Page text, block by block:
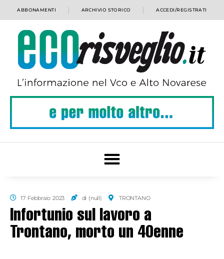
ABBONAMENTI ARCHIVIO STORICO ACCEDI/REGISTRATI
17 Febbraio 2023 di (null) TRONTANO
Infortunio sul lavoro a
Trontano, morto un 40enne